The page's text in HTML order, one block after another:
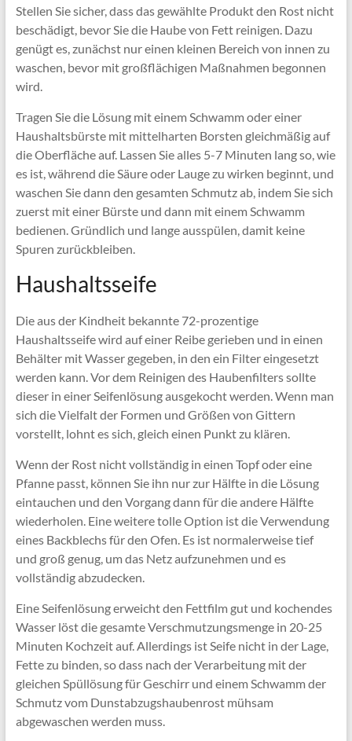
Stellen Sie sicher, dass das gewählte Produkt den Rost nicht
beschädigt, bevor Sie die Haube von Fett reinigen. Dazu
genügt es, zunächst nur einen kleinen Bereich von innen zu
waschen, bevor mit großflächigen Maßnahmen begonnen
wird.
Tragen Sie die Lösung mit einem Schwamm oder einer
Haushaltsbürste mit mittelharten Borsten gleichmäßig auf
die Oberfläche auf. Lassen Sie alles 5-7 Minuten lang so, wie
es ist, während die Säure oder Lauge zu wirken beginnt, und
waschen Sie dann den gesamten Schmutz ab, indem Sie sich
zuerst mit einer Bürste und dann mit einem Schwamm
bedienen. Gründlich und lange ausspülen, damit keine
Spuren zurückbleiben.
Haushaltsseife
Die aus der Kindheit bekannte 72-prozentige
Haushaltsseife wird auf einer Reibe gerieben und in einen
Behälter mit Wasser gegeben, in den ein Filter eingesetzt
werden kann. Vor dem Reinigen des Haubenfilters sollte
dieser in einer Seifenlösung ausgekocht werden. Wenn man
sich die Vielfalt der Formen und Größen von Gittern
vorstellt, lohnt es sich, gleich einen Punkt zu klären.
Wenn der Rost nicht vollständig in einen Topf oder eine
Pfanne passt, können Sie ihn nur zur Hälfte in die Lösung
eintauchen und den Vorgang dann für die andere Hälfte
wiederholen. Eine weitere tolle Option ist die Verwendung
eines Backblechs für den Ofen. Es ist normalerweise tief
und groß genug, um das Netz aufzunehmen und es
vollständig abzudecken.
Eine Seifenlösung erweicht den Fettfilm gut und kochendes
Wasser löst die gesamte Verschmutzungsmenge in 20-25
Minuten Kochzeit auf. Allerdings ist Seife nicht in der Lage,
Fette zu binden, so dass nach der Verarbeitung mit der
gleichen Spüllösung für Geschirr und einem Schwamm der
Schmutz vom Dunstabzugshaubenrost mühsam
abgewaschen werden muss.